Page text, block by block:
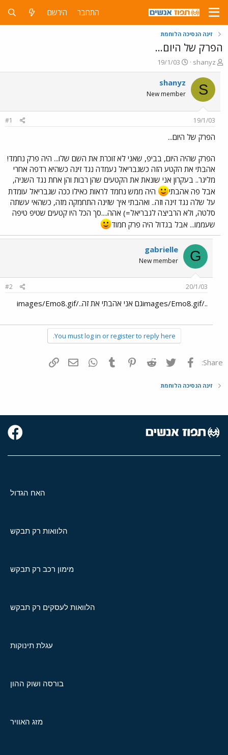
התחבר הירשם
זינה הנסיכה הלוחמת
הפרק של היום...
פ
ו
ת
ח
ה
ש
א
shanyz
פ
ו
ר
ס
ם
ר
19/1/03
S
shanyz
New member
19/1/03
#1
הפרק של היום...
הפרק שהיה היום, בביפ, שאני לא זוכרת את השם שלו... היה פרק נחמד!
אהבתי את הקטע הזה כשגבריאל נעמדה נגד זינה כשהיא רדפה אחרי
מליגר.. בעקרון אני שונאת את הקטעים שהן רבות והן אחת נגד השניה,
אבל פה אהבתי
היה ממש נחמד לראות כאילו ככה שגבריאל עומדת
על שלה נגד זינה וזה.. ואהבתי איך שזינה התחמקה מזה, כשהאי עשתה
סלטה, ולא הרביצה לגבריאל=) אהה....סך הכל היו קטעים שטיפ טיפה
שעממו... אבל בגדול היה פרק חמוד
G
gabrielle
New member
20/1/03
#2
../images/Emo8.gifגם אני אהבתי את זה../images/Emo8.gif
You must log in or register to reply here.
Share: פייסבוק Twitter
Reddit
Pinterest
Tumblr
WhatsAppדואר אלקטרוני
זינה הנסיכה הלוחמת
האח הגדול
הלוואות רק תבקש
מימון רכב רק תבקש
הלוואות לעסקים רק תבקש
עגלת תינוקות
בורסה ושוק ההון
מזג האוויר